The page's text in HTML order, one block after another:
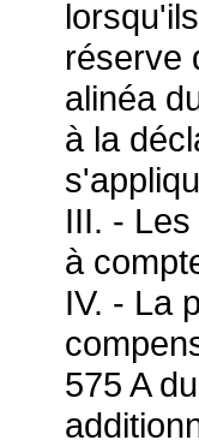
réserve
alinéa
à la
III. -
à
IV. - La
575 A